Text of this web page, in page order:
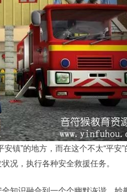
安镇”的地方，而在这个不太“平
况，执行各种安全救援任务。